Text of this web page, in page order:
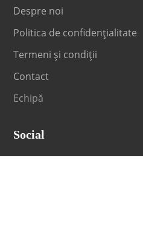
Despre noi
Politica de confidențialitate
Termeni și condiții
Contact
Echipă
Social